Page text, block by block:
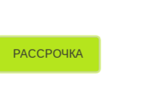
РАССРОЧКА